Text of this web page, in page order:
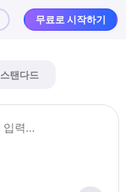
무료로 시작하기
스탠다드